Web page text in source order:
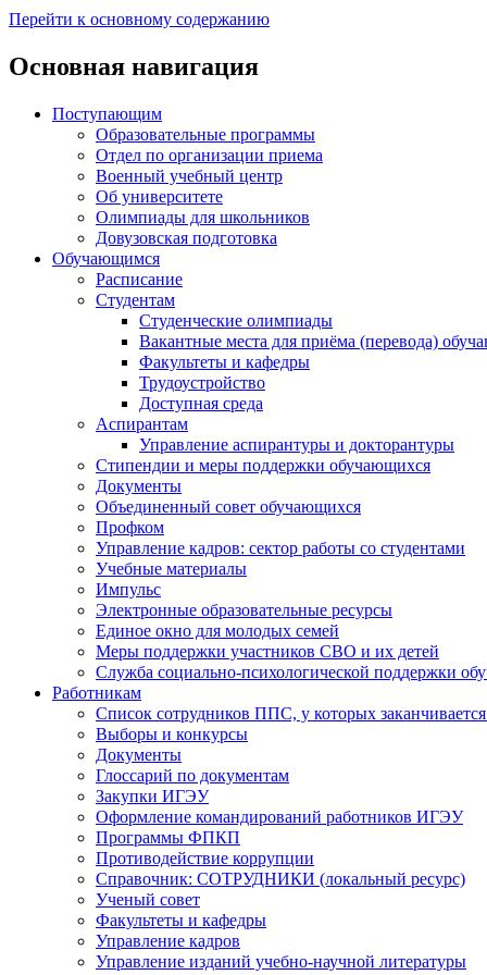
Перейти к основному содержанию
Основная навигация
Поступающим
Образовательные программы
Отдел по организации приема
Военный учебный центр
Об университете
Олимпиады для школьников
Довузовская подготовка
Обучающимся
Расписание
Студентам
Студенческие олимпиады
Вакантные места для приёма (перевода)
Факультеты и кафедры
Трудоустройство
Доступная среда
Аспирантам
Управление аспирантуры и докторантуры
Стипендии и меры поддержки обучающихся
Документы
Объединенный совет обучающихся
Профком
Управление кадров: сектор работы со студентами
Учебные материалы
Импульс
Электронные образовательные ресурсы
Единое окно для молодых семей
Меры поддержки участников СВО и их детей
Служба социально-психологической поддержки
Работникам
Список сотрудников ППС, у которых заканчивается
Выборы и конкурсы
Документы
Глоссарий по документам
Закупки ИГЭУ
Оформление командирований работников ИГЭУ
Программы ФПКП
Противодействие коррупции
Справочник: СОТРУДНИКИ (локальный ресурс)
Ученый совет
Факультеты и кафедры
Управление кадров
Управление изданий учебно-научной литературы